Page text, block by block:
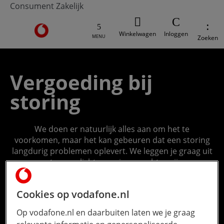
Consument Zakelijk
Ga naar de Vodafone homepage
MENU Winkelwagen Inloggen Zoeken
Vergoeding bij
storing
We doen er natuurlijk alles aan om het te
voorkomen, maar het kan gebeuren dat een storing
langdurig problemen oplevert. We leggen je graag uit
wat onze plichten en jouw rechten zijn.
Cookies op vodafone.nl
Op vodafone.nl en daarbuiten laten we je graag